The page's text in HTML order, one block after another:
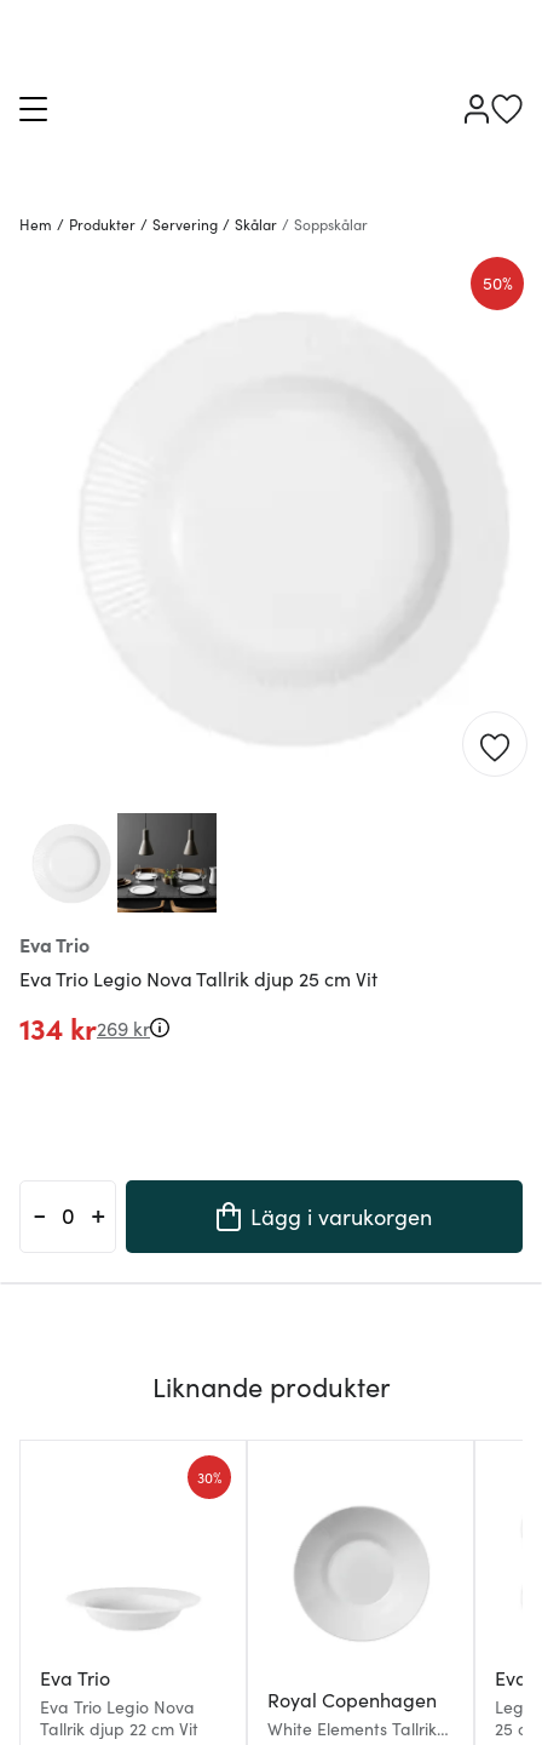
Hem / Produkter / Servering / Skålar / Soppskålar
Eva Trio
Eva Trio Legio Nova Tallrik djup 25 cm Vit
50%
134 kr269 kr
- + Lägg i varukorgen
Liknande produkter
Eva Trio
Eva Trio Legio Nova
Tallrik djup 22 cm Vit
30%
Royal Copenhagen
White Elements Tallrik
Eva
25